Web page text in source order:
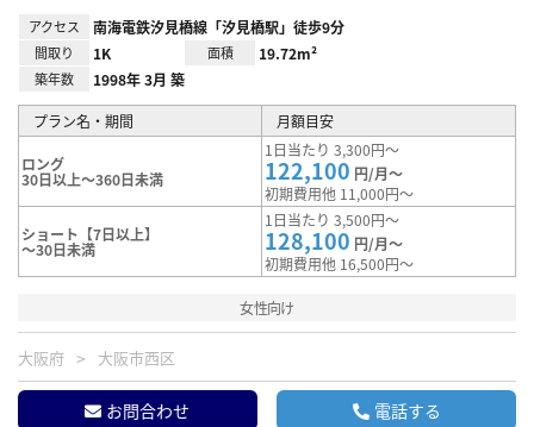
アクセス 南海電鉄汐見橋線「汐見橋駅」徒歩9分
間取り 1K 面積 19.72m²
築年数 1998年 3月 築
プラン名・期間 月額目安
ロング
30日以上～360日未満
1日当たり 3,300円～
122,100 円/月～
初期費用他 11,000円～
ショート【7日以上】
～30日未満
1日当たり 3,500円～
128,100 円/月～
初期費用他 16,500円～
女性向け
大阪府 大阪市西区
お問合わせ 電話する